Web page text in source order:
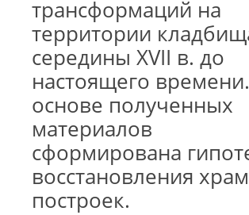
трансформаций на
территории
середины XVII в. до
настоящего
основе полученных
материалов
сформирована
восстановления
построек.